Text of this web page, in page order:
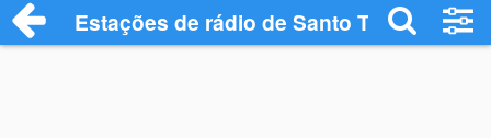
Estações de rádio de Santo Tomas -